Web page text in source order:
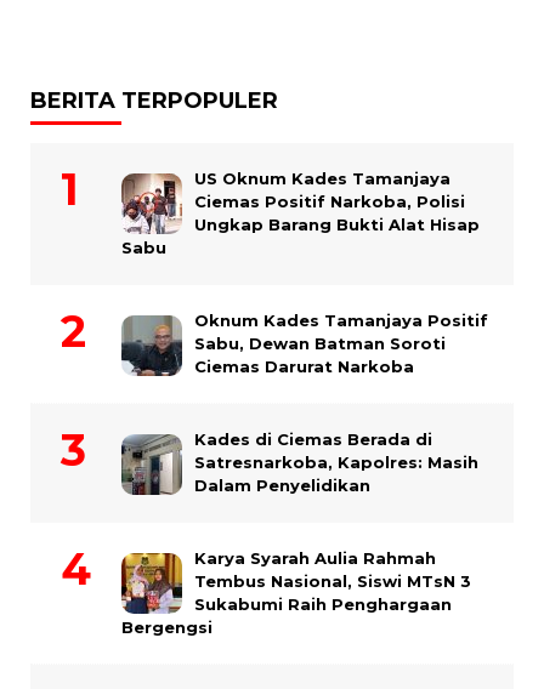
BERITA TERPOPULER
US Oknum Kades Tamanjaya
Ciemas Positif Narkoba, Polisi
Ungkap Barang Bukti Alat Hisap
Sabu
Oknum Kades Tamanjaya Positif
Sabu, Dewan Batman Soroti
Ciemas Darurat Narkoba
Kades di Ciemas Berada di
Satresnarkoba, Kapolres: Masih
Dalam Penyelidikan
Karya Syarah Aulia Rahmah
Tembus Nasional, Siswi MTsN 3
Sukabumi Raih Penghargaan
Bergengsi